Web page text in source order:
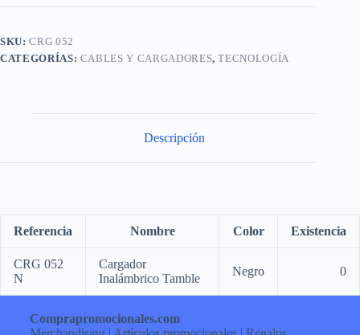
SKU:CRG 052
CATEGORÍAS: CABLES Y CARGADORES,TECNOLOGÍA
Descripción
Referencia Nombre Color Existencia
CRG 052
N
Cargador
Inalámbrico Tamble
Negro 0
Comprapromocionales.com